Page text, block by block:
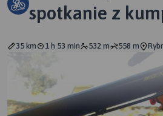
spotkanie z
35 km 1 h 53 min 532 m 558 m